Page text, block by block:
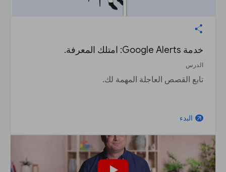
خدمة Google Alerts: امتلك المعرفة.
الدرس
تابع القصص العاجلة المهمة لك.
arrow_outward البدء